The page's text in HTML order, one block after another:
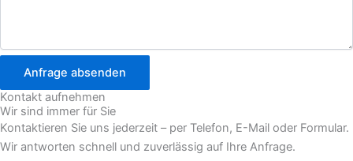
Anfrage absenden
Kontakt aufnehmen
Wir sind immer für Sie
Kontaktieren Sie uns jederzeit – per Telefon, E-Mail oder Formular.
Wir antworten schnell und zuverlässig auf Ihre Anfrage.